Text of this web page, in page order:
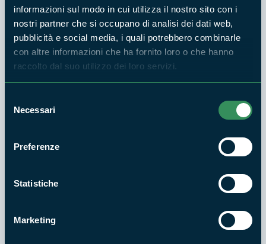
informazioni sul modo in cui utilizza il nostro sito con i
nostri partner che si occupano di analisi dei dati web,
pubblicità e social media, i quali potrebbero combinarle
con altre informazioni che ha fornito loro o che hanno
raccolto dal suo utilizzo dei loro servizi.
delNecessari
Preferenze
Statistiche
Marketing
"Caratterizzazione ambientale del Lago di
Fondi - Indagine chimico-fisica e biologica"
30 SET 2022 - PARCO MONTI AUSONI E LAGO DI FONDI
Avviso indagine di mercato
18 LUG 2022 - ENTE PARCO NATURALE REGIONALE MONTI
AVVISO DI AGGIUDICAZIONE GARA per
l'affidamento della fornitura di prodotti in
15 GIU 2022 - ENTE PARCO NATURALE REGIONALE MONTI
AUSONI E LAGO DI FONDI